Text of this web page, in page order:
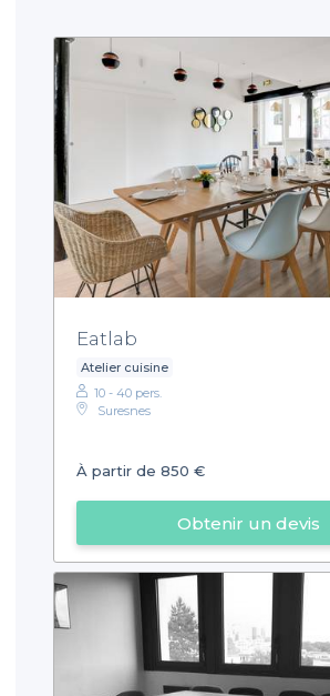
Eatlab
Atelier cuisine
10 - 40 pers.
Suresnes
À partir de 850 €
Obtenir un devis